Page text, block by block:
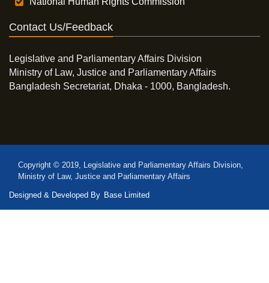
Contact Us/Feedback
Legislative and Parliamentary Affairs Division
Ministry of Law, Justice and Parliamentary Affairs
Bangladesh Secretariat, Dhaka - 1000, Bangladesh.
Copyright © 2019, Legislative and Parliamentary Affairs Division,
Ministry of Law, Justice and Parliamentary Affairs
Designed & Developed By Base Limited